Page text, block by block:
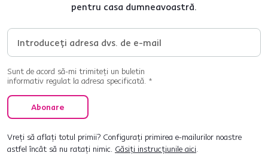
pentru casa dumneavoastră.
Sunt de acord să-mi trimiteți un buletin
informativ regulat la adresa specificată. *
Abonare
Vreți să aflați totul primii? Configurați primirea e-mailurilor noastre
astfel încât să nu ratați nimic. Găsiți instrucțiunile aici.